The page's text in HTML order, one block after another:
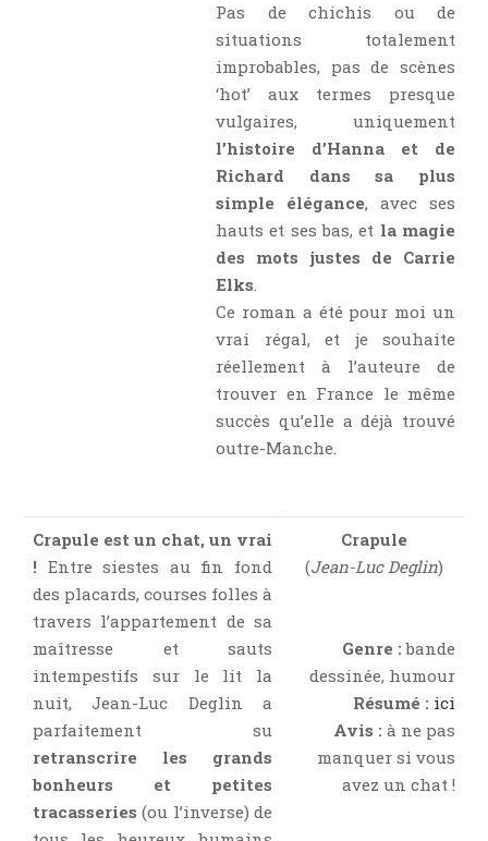
Littérature Étrangère
Littérature Française
Littérature Gay
Littérature Lesbienne
Manga
New Adult
Nouvelle
Paranormal
Poésie
Pas de chichis ou de
situations totalement
improbables, pas de scènes
‘hot’ aux termes presque
vulgaires, uniquement
l’histoire d’Hanna et de
Richard dans sa plus
simple élégance, avec ses
hauts et ses bas, et la magie
des mots justes de Carrie
Elks.
Ce roman a été pour moi un
vrai régal, et je souhaite
réellement à l’auteure de
trouver en France le même
succès qu’elle a déjà trouvé
outre-Manche.
Crapule est un chat, un vrai
! Entre siestes au fin fond
des placards, courses folles à
travers l’appartement de sa
maîtresse et sauts
intempestifs sur le lit la
nuit, Jean-Luc Deglin a
parfaitement su
retranscrire les grands
bonheurs et petites
tracasseries (ou l’inverse) de
Crapule
(Jean-Luc Deglin)
Genre : bande
dessinée, humour
Résumé : ici
Avis : à ne pas
manquer si vous
avez un chat !